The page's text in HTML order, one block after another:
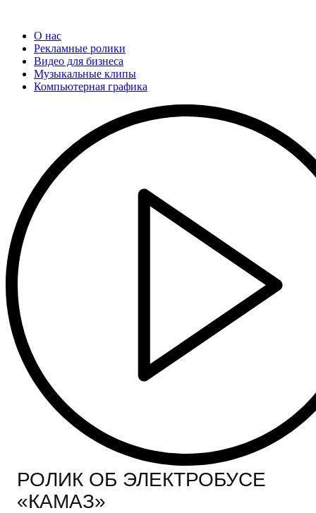
О нас
Рекламные ролики
Видео для бизнеса
Музыкальные клипы
Компьютерная графика
РОЛИК ОБ ЭЛЕКТРОБУСЕ
«КАМАЗ»